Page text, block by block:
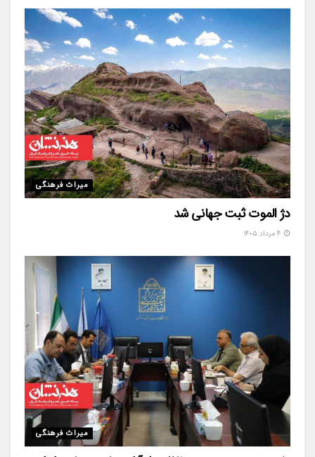
میراث فرهنگی
دژ الموت ثبت جهانی شد
میراث فرهنگی